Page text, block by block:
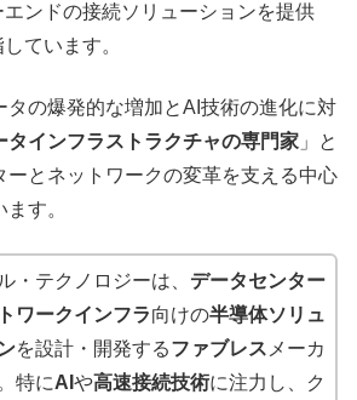
エンドの接続ソリューションを提供
ています。
の爆発的な増加とAI技術の進化に対
タインフラストラクチャの専門家 」と
ーとネットワークの変革を支える中心
す。
・テクノロジーは、 データセンター
ワークインフラ向けの半導体ソリュ
を設計・開発するファブレス メーカ
特にAI や高速接続技術に注力し、ク